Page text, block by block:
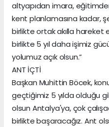
altyapıdan imara,
kent planlamasına kadar,
birlikte ortak akılla hareket
birlikte 5 yıl daha işimiz
yolumuz açık olsun.”
ANT İÇTİ
Başkan Muhittin Böcek,
geçtiğimiz 5 yılda olduğu
olsun Antalya'ya, çok
birlikte başaracağız. Ant